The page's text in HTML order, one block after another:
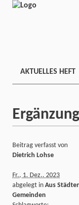
AKTUELLES HEFT
Beitrag verfasst von
Dietrich Lohse
Fr., 1. Dez.. 2023
abgelegt in Aus
Gemeinden